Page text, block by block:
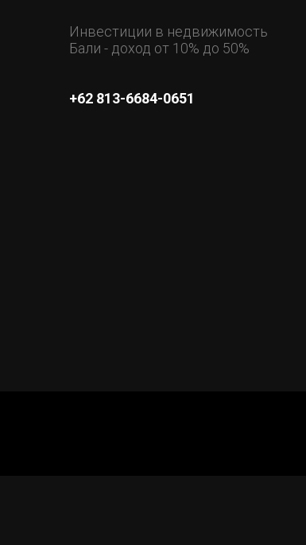
Инвестиции в недвижимость
Бали - доход от 10% до 50%
+62 813-6684-0651